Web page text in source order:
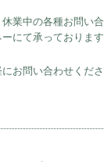
休業中の各種お問い
ーにて承っておりま
お問い合わせくださ